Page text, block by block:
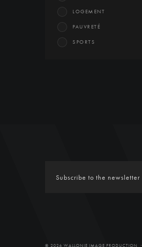
LOGEMENT
PAUVRETÉ
SPORTS
© 2026 WALLONIE IMAGE PRODUCTION